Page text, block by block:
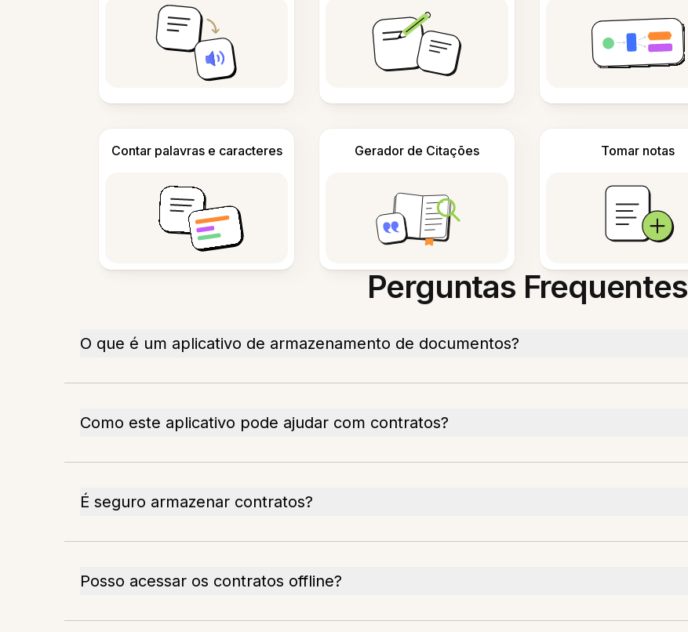
Contar palavras e caracteres Gerador de Citações Tomar notas
Perguntas Frequentes
O que é um aplicativo de armazenamento de documentos?
Como este aplicativo pode ajudar com contratos?
É seguro armazenar contratos?
Posso acessar os contratos offline?